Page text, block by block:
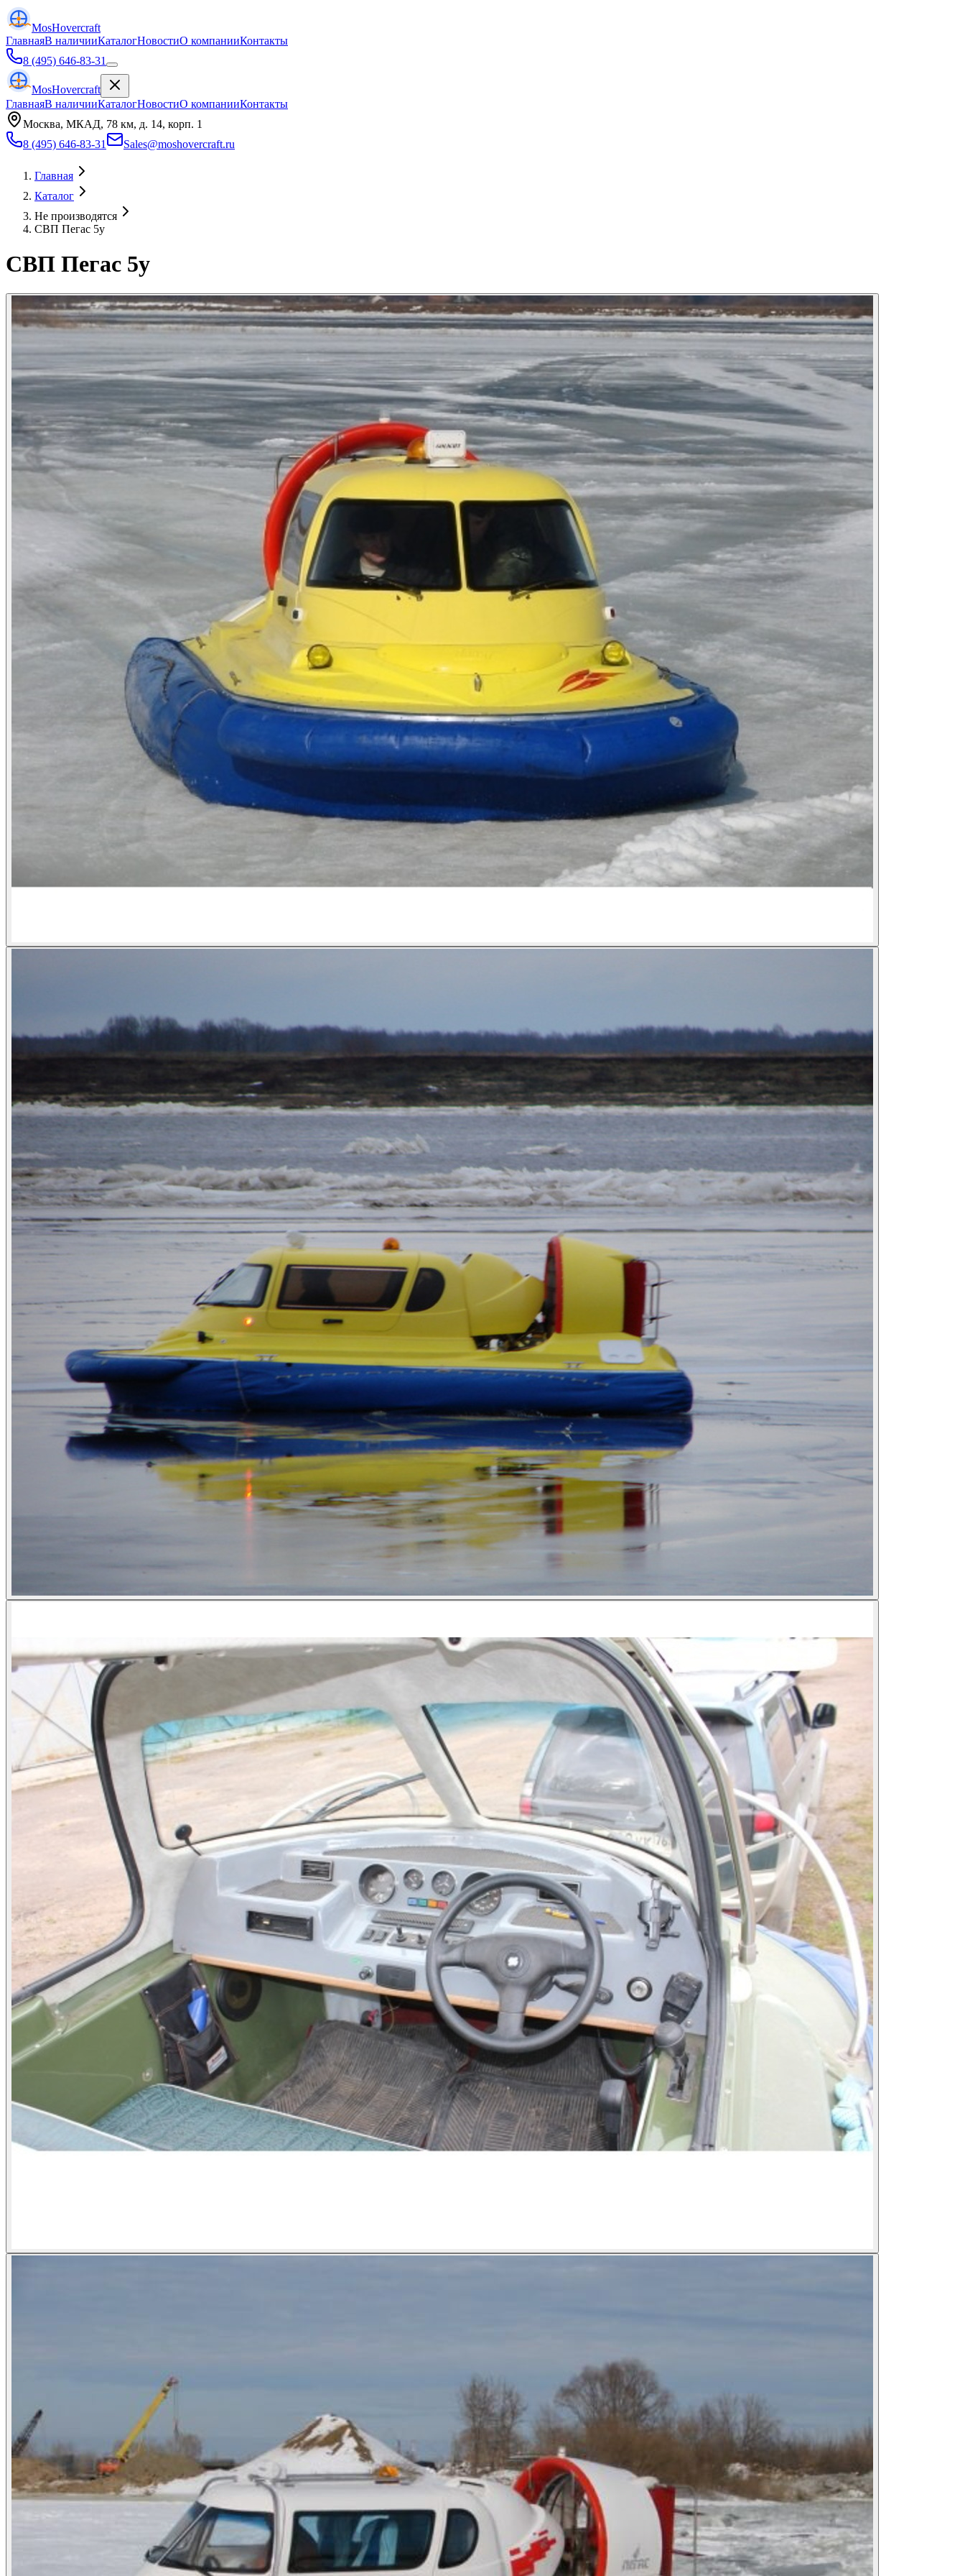
MosHovercraft
ГлавнаяВ наличииКаталогНовостиО компанииКонтакты
8 (495) 646-83-31
MosHovercraft
ГлавнаяВ наличииКаталогНовостиО компанииКонтакты
Москва, МКАД, 78 км, д. 14, корп. 1
8 (495) 646-83-31
Sales@moshovercraft.ru
Главная
Каталог
Не производятся
СВП Пегас 5у
СВП Пегас 5у